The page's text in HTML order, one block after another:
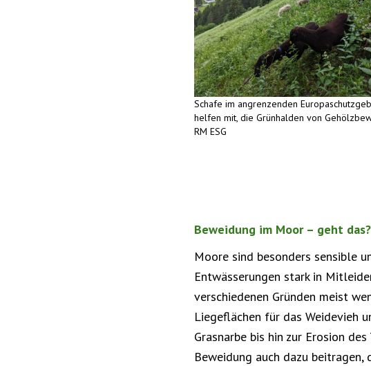
Schafe im angrenzenden
helfen mit, die Grünhalden von
RM ESG
Beweidung im Moor – geht das?
Moore sind besonders sensible
Entwässerungen stark in
verschiedenen Gründen meist
Liegeflächen für das Weidevieh
Grasnarbe bis hin zur Erosion
Beweidung auch dazu